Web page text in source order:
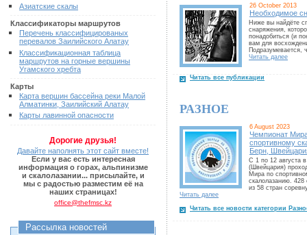
Азиатские скалы
Классификаторы маршрутов
Перечень классифицированых
перевалов Заилийского Алатау
Классификационная таблица
маршрутов на горные вершины
Угамского хребта
Карты
Карта вершин бассейна реки Малой
Алматинки, Заилийский Алатау
Карты лавинной опасности
Дорогие друзья!
Давайте наполнять этот сайт вместе!
Если у вас есть интересная
информация о горах, альпинизме
и скалолазании... присылайте, и
мы с радостью разместим её на
наших страницах!
office@thefmsc.kz
Рассылка новостей
26 October 2013
Необходимое
Ниже вы найдёте
снаряжения,
понадобиться (и
вам для
Подразумевается,
Читать далее
Читать все публикации
РАЗНОЕ
6 August 2023
Чемпионат
спортивному
Берн,
С 1 по 12 августа
(Швейцария)
Мира по
скалолазанию. 428
из 58 стран
Читать далее
Читать все новости категории